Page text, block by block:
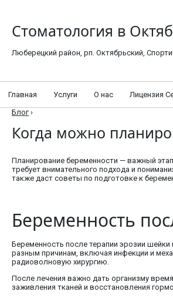
Стоматология в
Люберецкий район, рп. Октябрьский,
Главная Услуги О нас Лицензия
Блог ›
Когда можно
Планирование беременности — важный
требует внимательного подхода и
также даст советы по подготовке к
Беременность
Беременность после терапии эрозии
разным причинам, включая инфекции и
радиоволновую хирургию.
После лечения важно дать организму
заживления тканей и восстановления